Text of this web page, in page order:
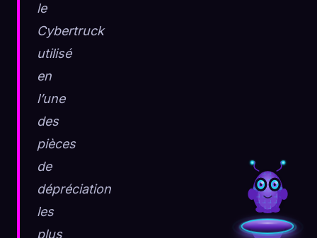
le
Cybertruck
utilisé
en
l’une
des
pièces
de
dépréciation
les
plus